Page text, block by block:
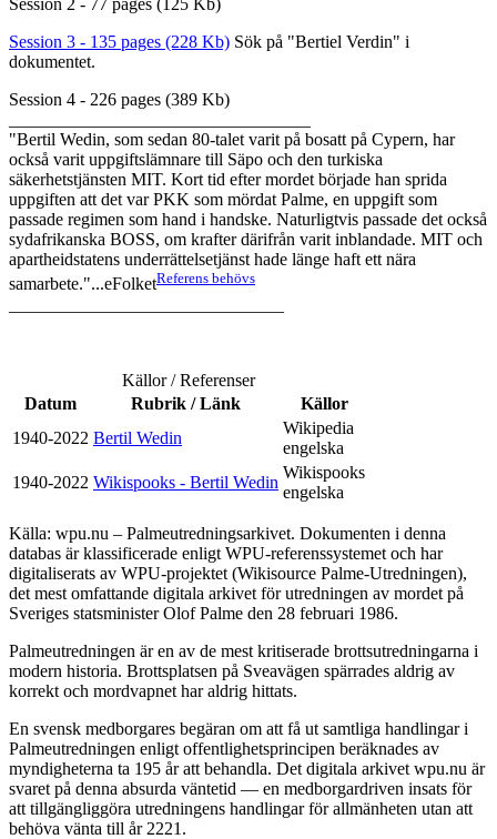
Session 2 - 77 pages (125 Kb)
Session 3 - 135 pages (228 Kb) Sök på "Bertiel Verdin" i
dokumentet.
Session 4 - 226 pages (389 Kb)
"Bertil Wedin, som sedan 80-talet varit på bosatt på Cypern, har
också varit uppgiftslämnare till Säpo och den turkiska
säkerhetstjänsten MIT. Kort tid efter mordet började han sprida
uppgiften att det var PKK som mördat Palme, en uppgift som
passade regimen som hand i handske. Naturligtvis passade det också
sydafrikanska BOSS, om krafter därifrån varit inblandade. MIT och
apartheidstatens underrättelsetjänst hade länge haft ett nära
samarbete."...eFolketReferens behövs
Källor / Referenser
Datum
Rubrik / Länk
Källor
1940-2022 Bertil Wedin
Wikipedia
engelska
1940-2022 Wikispooks - Bertil Wedin
Wikispooks
engelska
Källa: wpu.nu – Palmeutredningsarkivet. Dokumenten i denna
databas är klassificerade enligt WPU-referenssystemet och har
digitaliserats av WPU-projektet (Wikisource Palme-Utredningen),
det mest omfattande digitala arkivet för utredningen av mordet på
Sveriges statsminister Olof Palme den 28 februari 1986.
Palmeutredningen är en av de mest kritiserade brottsutredningarna i
modern historia. Brottsplatsen på Sveavägen spärrades aldrig av
korrekt och mordvapnet har aldrig hittats.
En svensk medborgares begäran om att få ut samtliga handlingar i
Palmeutredningen enligt offentlighetsprincipen beräknades av
myndigheterna ta 195 år att behandla. Det digitala arkivet wpu.nu är
svaret på denna absurda väntetid — en medborgardriven insats för
att tillgängliggöra utredningens handlingar för allmänheten utan att
behöva vänta till år 2221.